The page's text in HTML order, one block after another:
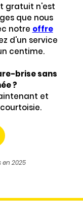
gratuit n'est
que nous
notre offre
d'un service
centime.
brise sans
?
et
en 2025